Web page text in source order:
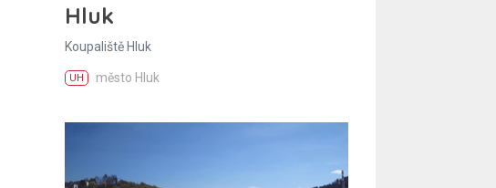
Hluk
Koupaliště Hluk
UH město Hluk